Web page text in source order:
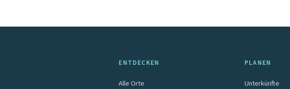
ENTDECKEN
Alle Orte
PLANEN
Unterkünfte